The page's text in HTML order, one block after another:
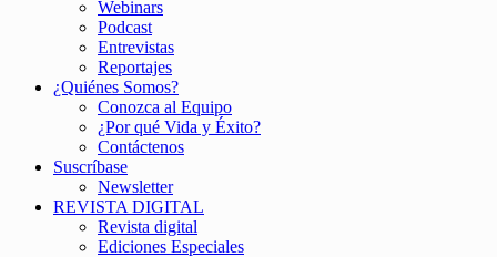
Webinars
Podcast
Entrevistas
Reportajes
¿Quiénes Somos?
Conozca al Equipo
¿Por qué Vida y Éxito?
Contáctenos
Suscríbase
Newsletter
REVISTA DIGITAL
Revista digital
Ediciones Especiales